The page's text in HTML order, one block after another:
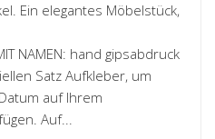
Ein elegantes Möbelstück,
NAMEN: hand gipsabdruck
Satz Aufkleber, um
auf Ihrem
Auf...